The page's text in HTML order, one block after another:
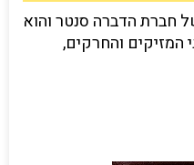
חברת הדברה סנטר והוא
המזיקים והחרקים,